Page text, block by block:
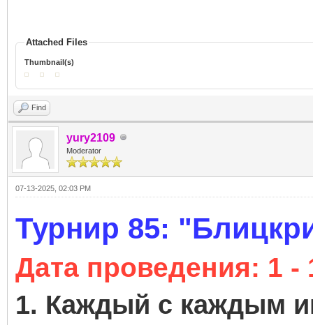
Attached Files
Thumbnail(s)
Find
yury2109
Moderator
07-13-2025, 02:03 PM
Турнир 85:
Дата проведения: 1 -
1. Каждый с каждым